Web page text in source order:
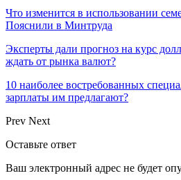
Что изменится в использовании
Пояснили в Минтруда
Эксперты дали прогноз на курс
ждать от рынка валют?
10 наиболее востребованных
зарплаты им предлагают?
Prev Next
Оставьте ответ
Ваш электронный адрес не будет